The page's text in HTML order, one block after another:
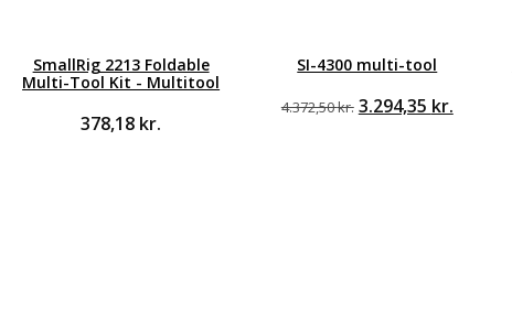
SmallRig 2213 Foldable
Multi-Tool Kit - Multitool
378,18 kr.
SI-4300 multi-tool
4.372,50kr. Den
3.294,35 kr.Den